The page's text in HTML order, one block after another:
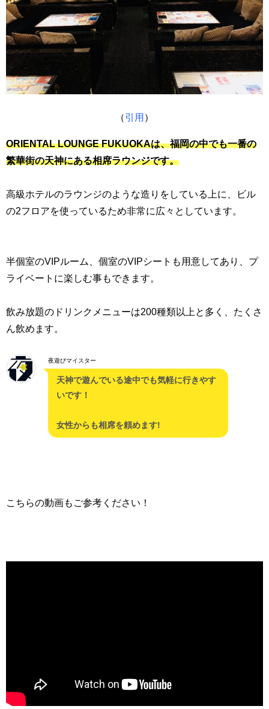
（引用 ）
ORIENTAL LOUNGE FUKUOKAは、福岡の中でも一番の
繁華街の天神にある相席ラウンジです。
高級ホテルのラウンジのような造りをしている上に、ビル
の2フロアを使っているため非常に広々としています。
半個室のVIPルーム、個室のVIPシートも用意してあり、プ
ライベートに楽しむ事もできます。
飲み放題のドリンクメニューは200種類以上と多く、たくさ
ん飲めます。
夜遊びマイスター
天神で遊んでいる途中でも気軽に行きやす
いです！
女性からも相席を頼めます!
こちらの動画もご参考ください！